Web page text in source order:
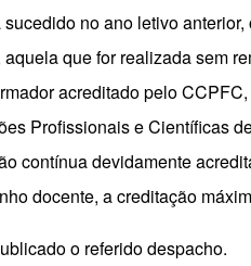
no ano letivo
aquela que for realizada sem
acreditado pelo
Profissionais e Científicas
contínua devidamente
docente, a creditação
o referido despacho.